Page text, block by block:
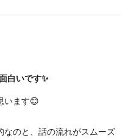
白いです✨
います😊
のと、話の流れがスムーズ